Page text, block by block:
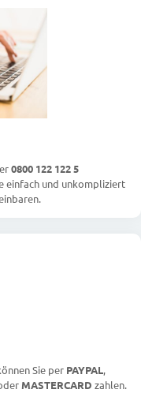
0800 122 122 5
einfach und unkompliziert
Sie per PAYPAL,
MASTERCARD zahlen.